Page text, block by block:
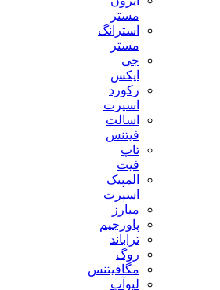
استرانگ
جی
رکورد
اسپرت
اسالت
فیتنس
تاپ
المپیک
اسپرت
مبارز
پاورجیم
تراباند
روگ
مگافیتنس
لیوآپ